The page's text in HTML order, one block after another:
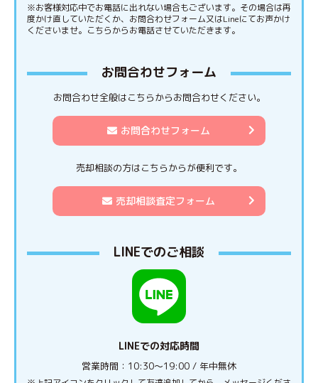
※お客様対応中でお電話に出れない場合もございます。その場合は再
度かけ直していただくか、お問合わせフォーム又はLineにてお声かけ
くださいませ。こちらからお電話させていただきます。
お問合わせフォーム
お問合わせ全般はこちらからお問合わせください。
お問合わせフォーム
売却相談の方はこちらからが便利です。
売却相談査定フォーム
LINEでのご相談
LINEでの対応時間
営業時間：10:30〜19:00 / 年中無休